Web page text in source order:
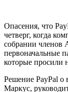
Опасения, что
четверг, когда
собрании членов
первоначальные
которые просили
Решение PayPal о
Маркус,